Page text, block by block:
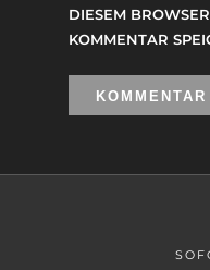
DIESEM
KOMMENTAR